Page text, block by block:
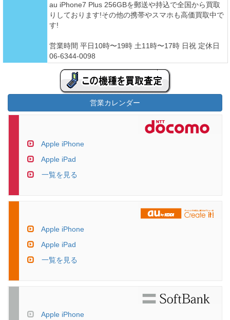
au iPhone7 Plus 256GBを郵送や持込で全国から買取
りしております!その他の携帯やスマホも高価買取中で
す!
営業時間 平日10時〜19時 土11時〜17時 日祝 定休日
06-6344-0098
営業カレンダー
Apple iPhone
Apple iPad
一覧を見る
Apple iPhone
Apple iPad
一覧を見る
Apple iPhone